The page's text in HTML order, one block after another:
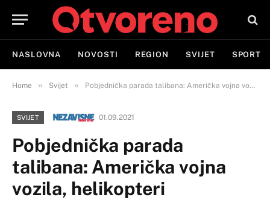
NASLOVNA NOVOSTI REGION SVIJET SPORT
Home » Svijet » Pobjednička parada talibana: Američka vojna vozila, helikopteri
SVIJET 01.09.2021
Pobjednička parada
talibana: Američka vojna
vozila, helikopteri